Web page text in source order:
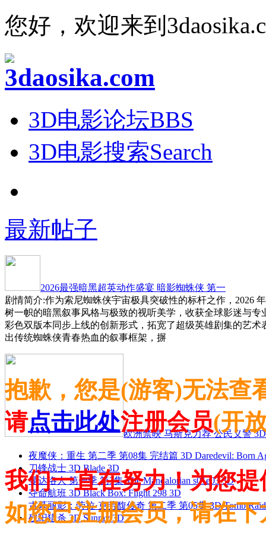
您好，欢迎来到
3D电影论坛BBS
3D电影搜索Search
最新帖子
2026最强暗黑超英动作盛宴 暗影蜘蛛侠 第一
剧情简介:作为索尼蜘蛛侠宇宙极具突破性的标杆之作，2026
树一帜的暗黑叙事风格与极致的视听美学，收获全球影迷与
彩色双版本同步上线的创新形式，拓宽了超级英雄剧集的艺
出传统蜘蛛侠青春热血的叙事框架，摒
欧洲禁映 马斯克力荐 公民义警 3D
夜魔侠：重生 第二季 第08集 完结篇 3D Daredevil: Born
刀锋战士 3D Blade 3D
曼达洛人 第一季 第3集 The Mandalorian s01e03 3D
夺命航班 3D Black Box: Flight 298 3D
古墓丽影：劳拉·克劳馥传奇 第二季 第05集 3D Tomb
残阳猎杀 3D Sunray 3D
抱歉，您是(游客)无法查
请点击此处注册会员(开
我们一直在努力！为您
如您已注册会员，请在